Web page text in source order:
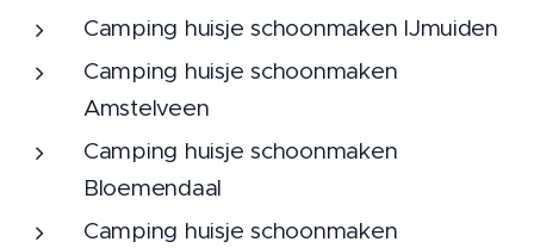
Camping huisje schoonmaken IJmuiden
Camping huisje schoonmaken
Amstelveen
Camping huisje schoonmaken
Bloemendaal
Camping huisje schoonmaken